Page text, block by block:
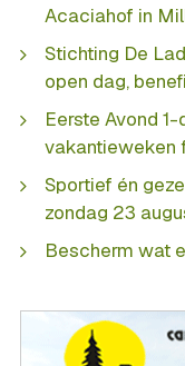
Acaciahof in
Stichting De
open dag,
Eerste Avond
vakantieweken
Sportief én
zondag 23
Bescherm wat